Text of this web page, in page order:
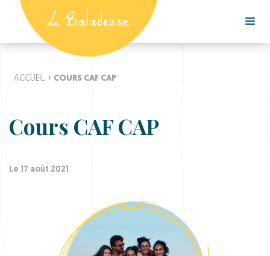
ACCUEIL › COURS CAF CAP
Cours CAF CAP
Le 17 août 2021